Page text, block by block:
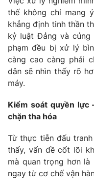
thế không chỉ mang
khẳng định tinh thần
kỷ luật Đảng và củng
phạm đều bị xử lý
càng cao càng phải
dân sẽ nhìn thấy rõ
máy.
Kiểm soát quyền lực
chặn tha hóa
Từ thực tiễn đấu
thấy, vấn đề cốt lõi
mà quan trọng hơn
ngay từ cơ chế vận